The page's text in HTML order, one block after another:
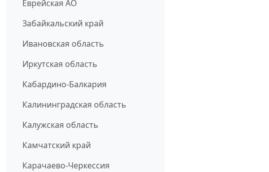
Еврейская АО
Забайкальский край
Ивановская область
Иркутская область
Кабардино-Балкария
Калининградская область
Калужская область
Камчатский край
Карачаево-Черкессия